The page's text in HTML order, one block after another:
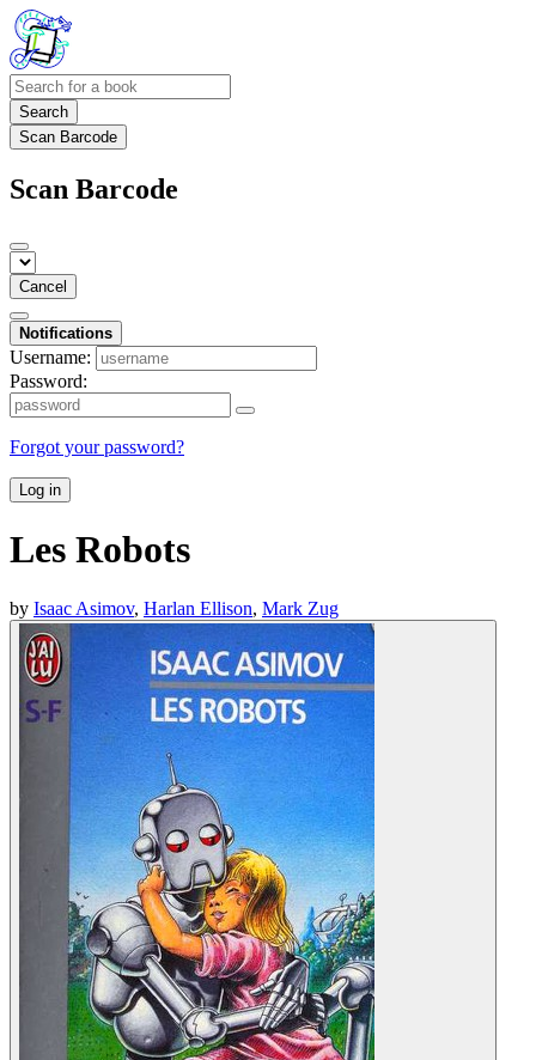
Search
Scan Barcode
Scan Barcode
Cancel
Notifications
Username:
Password:
Forgot your password?
Log in
Les Robots
by Isaac Asimov, Harlan Ellison, Mark Zug